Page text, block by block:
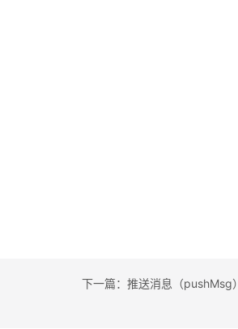
下一篇：推送消息（pushMsg）